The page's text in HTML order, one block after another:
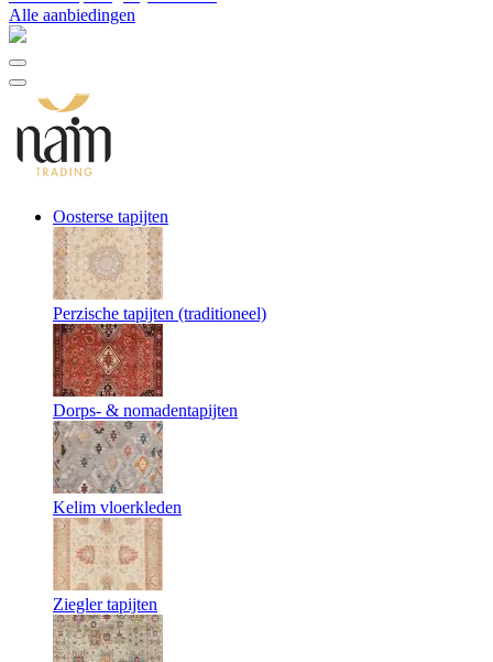
Alle aanbiedingen
Oosterse tapijten
Perzische tapijten (traditioneel)
Dorps- & nomadentapijten
Kelim vloerkleden
Ziegler tapijten